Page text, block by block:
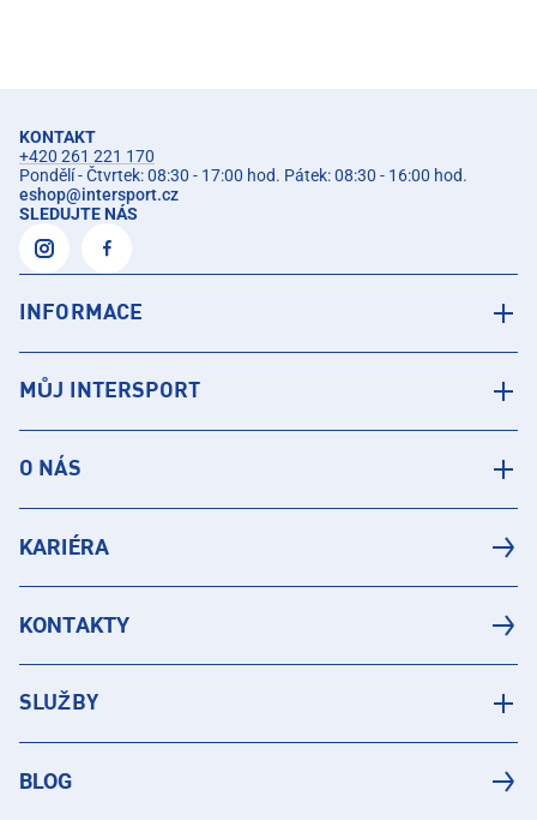
KONTAKT
+420 261 221 170
Pondělí - Čtvrtek: 08:30 - 17:00 hod. Pátek: 08:30 - 16:00 hod.
eshop@intersport.cz
SLEDUJTE NÁS
INFORMACE
MŮJ INTERSPORT
O NÁS
KARIÉRA
KONTAKTY
SLUŽBY
BLOG